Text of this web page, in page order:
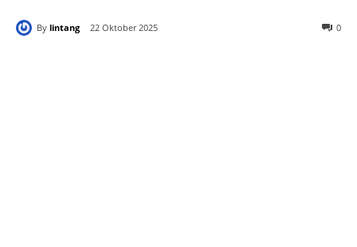
By lintang 22 Oktober 2025 0